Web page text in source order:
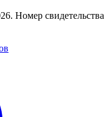
Номер свидетельства